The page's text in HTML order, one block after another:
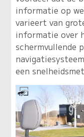
informatie op
varieert van
informatie over
schermvullende
een